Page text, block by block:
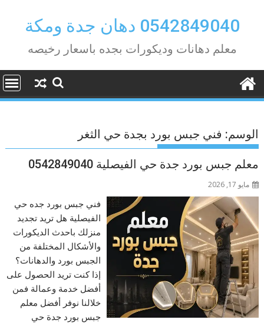
content0542849040 دهان جدة ومكة
معلم دهانات وديكورات بجده باسعار رخيصه
الوسم: فني جبس بورد بجدة حي الثغر
معلم جبس بورد جدة حي الفيصلية 0542849040
مايو 17, 2026
فني جبس بورد جده حي
الفيصلية هل تريد تجديد
منزلك باحدث الديكورات
والأشكال المختلفة من
الجبس بورد والدهانات؟
إذا كنت تريد الحصول على
أفضل خدمة وعمالة فمن
خلالنا نوفر أفضل معلم
جبس بورد جدة حي